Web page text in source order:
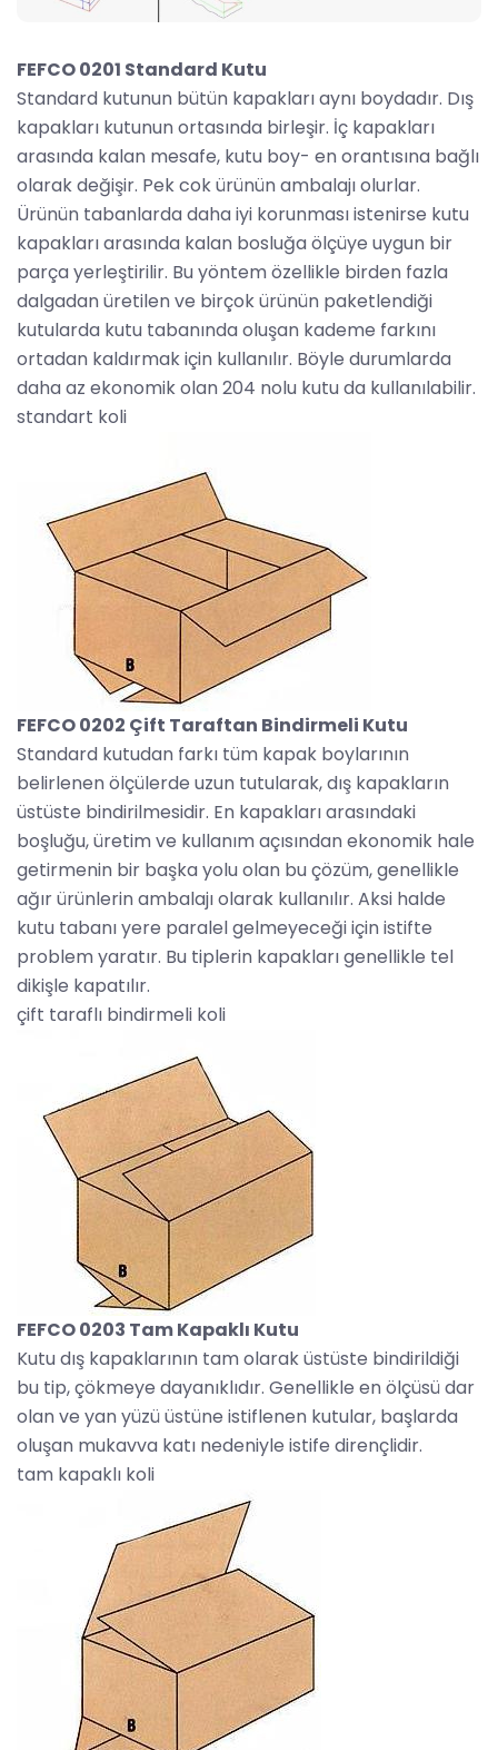
FEFCO 0201 Standard Kutu
Standard kutunun bütün kapakları aynı boydadır. Dış
kapakları kutunun ortasında birleşir. İç kapakları
arasında kalan mesafe, kutu boy- en orantısına bağlı
olarak değişir. Pek cok ürünün ambalajı olurlar.
Ürünün tabanlarda daha iyi korunması istenirse kutu
kapakları arasında kalan bosluğa ölçüye uygun bir
parça yerleştirilir. Bu yöntem özellikle birden fazla
dalgadan üretilen ve birçok ürünün paketlendiği
kutularda kutu tabanında oluşan kademe farkını
ortadan kaldırmak için kullanılır. Böyle durumlarda
daha az ekonomik olan 204 nolu kutu da kullanılabilir.
standart koli
FEFCO 0202 Çift Taraftan Bindirmeli Kutu
Standard kutudan farkı tüm kapak boylarının
belirlenen ölçülerde uzun tutularak, dış kapakların
üstüste bindirilmesidir. En kapakları arasındaki
boşluğu, üretim ve kullanım açısından ekonomik hale
getirmenin bir başka yolu olan bu çözüm, genellikle
ağır ürünlerin ambalajı olarak kullanılır. Aksi halde
kutu tabanı yere paralel gelmeyeceği için istifte
problem yaratır. Bu tiplerin kapakları genellikle tel
dikişle kapatılır.
çift taraflı bindirmeli koli
FEFCO 0203 Tam Kapaklı Kutu
Kutu dış kapaklarının tam olarak üstüste bindirildiği
bu tip, çökmeye dayanıklıdır. Genellikle en ölçüsü dar
olan ve yan yüzü üstüne istiflenen kutular, başlarda
oluşan mukavva katı nedeniyle istife dirençlidir.
tam kapaklı koli